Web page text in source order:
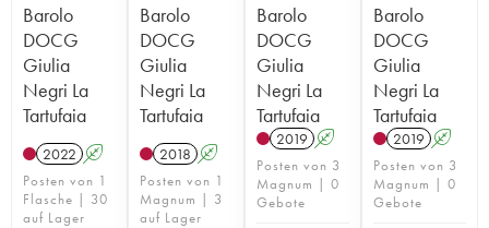
Barolo
DOCG
Giulia
Negri La
Tartufaia
2022 A
Posten von 1
Flasche | 30
auf Lager
Barolo
DOCG
Giulia
Negri La
Tartufaia
2018 A
Posten von 1
Magnum | 3
auf Lager
Barolo
DOCG
Giulia
Negri La
Tartufaia
2019 A
Posten von 3
Magnum | 0
Gebote
Barolo
DOCG
Giulia
Negri La
Tartufaia
2019 A
Posten von 3
Magnum | 0
Gebote